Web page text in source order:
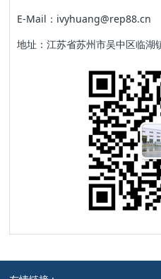
E-Mail：ivyhuang@rep88.cn
地址：江苏省苏州市吴中区临湖